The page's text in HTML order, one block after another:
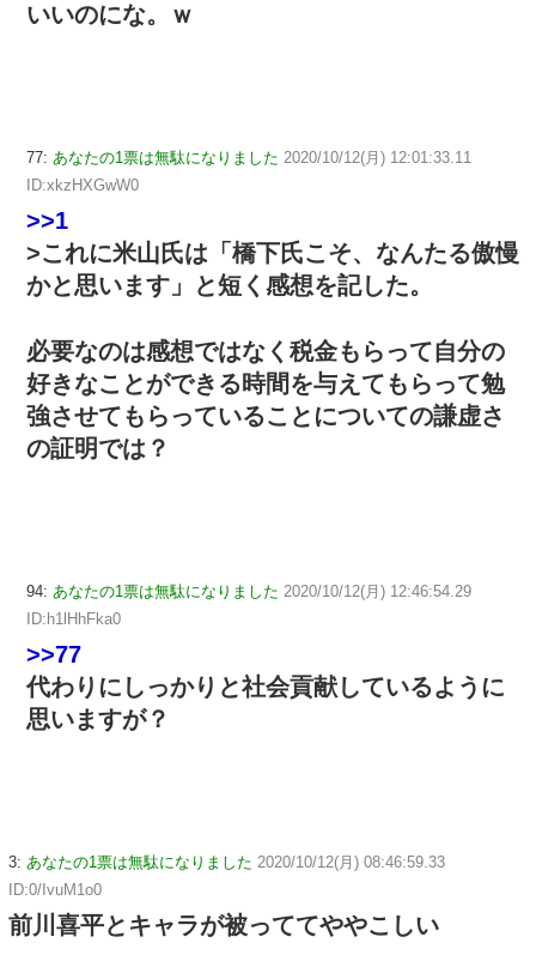
いいのにな。ｗ
77: あなたの1票は無駄になりました 2020/10/12(月) 12:01:33.11
ID:xkzHXGwW0
>>1
>これに米山氏は「橋下氏こそ、なんたる傲慢
かと思います」と短く感想を記した。
必要なのは感想ではなく税金もらって自分の
好きなことができる時間を与えてもらって勉
強させてもらっていることについての謙虚さ
の証明では？
94: あなたの1票は無駄になりました 2020/10/12(月) 12:46:54.29
ID:h1lHhFka0
>>77
代わりにしっかりと社会貢献しているように
思いますが？
3: あなたの1票は無駄になりました 2020/10/12(月) 08:46:59.33
ID:0/IvuM1o0
前川喜平とキャラが被っててややこしい